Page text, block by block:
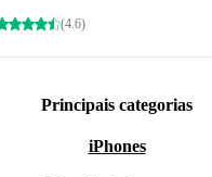
(4.6)
Principais categorias
iPhones